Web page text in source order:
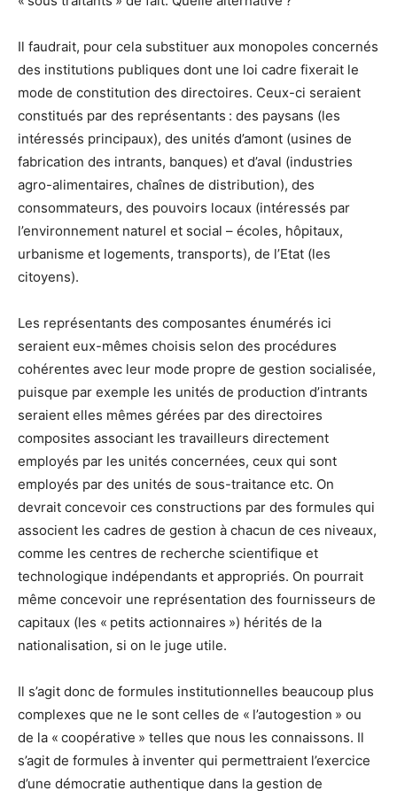
Il faudrait, pour cela substituer aux monopoles concernés
des institutions publiques dont une loi cadre fixerait le
mode de constitution des directoires. Ceux-ci seraient
constitués par des représentants : des paysans (les
intéressés principaux), des unités d’amont (usines de
fabrication des intrants, banques) et d’aval (industries
agro-alimentaires, chaînes de distribution), des
consommateurs, des pouvoirs locaux (intéressés par
l’environnement naturel et social – écoles, hôpitaux,
urbanisme et logements, transports), de l’Etat (les
citoyens).
Les représentants des composantes énumérés ici
seraient eux-mêmes choisis selon des procédures
cohérentes avec leur mode propre de gestion socialisée,
puisque par exemple les unités de production d’intrants
seraient elles mêmes gérées par des directoires
composites associant les travailleurs directement
employés par les unités concernées, ceux qui sont
employés par des unités de sous-traitance etc. On
devrait concevoir ces constructions par des formules qui
associent les cadres de gestion à chacun de ces niveaux,
comme les centres de recherche scientifique et
technologique indépendants et appropriés. On pourrait
même concevoir une représentation des fournisseurs de
capitaux (les « petits actionnaires ») hérités de la
nationalisation, si on le juge utile.
Il s’agit donc de formules institutionnelles beaucoup plus
complexes que ne le sont celles de « l’autogestion » ou
de la « coopérative » telles que nous les connaissons. Il
s’agit de formules à inventer qui permettraient l’exercice
d’une démocratie authentique dans la gestion de